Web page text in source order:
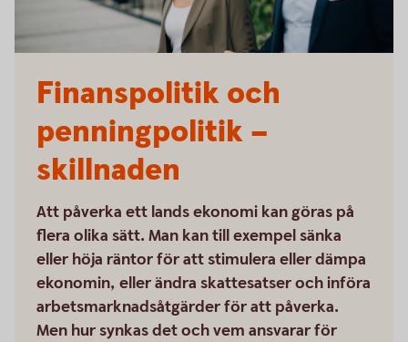
Finanspolitik och
penningpolitik –
skillnaden
Att påverka ett lands ekonomi kan göras på
flera olika sätt. Man kan till exempel sänka
eller höja räntor för att stimulera eller dämpa
ekonomin, eller ändra skattesatser och införa
arbetsmarknadsåtgärder för att påverka.
Men hur synkas det och vem ansvarar för